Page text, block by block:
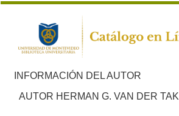
INFORMACIÓN DEL AUTOR
AUTOR HERMAN G. VAN DER TAK